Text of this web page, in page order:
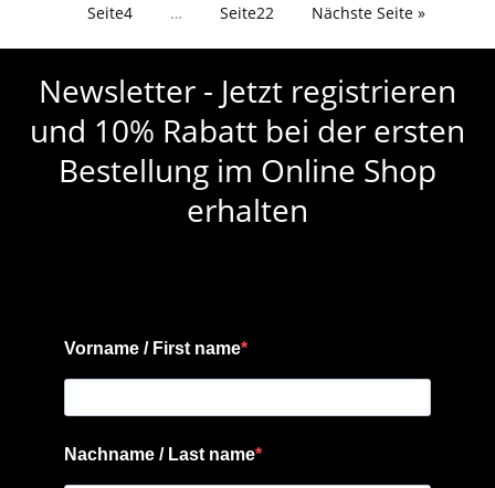
Seite4 … Seite22 Nächste Seite »
Newsletter - Jetzt registrieren
und 10% Rabatt bei der ersten
Bestellung im Online Shop
erhalten
Vorname / First name
Nachname / Last name